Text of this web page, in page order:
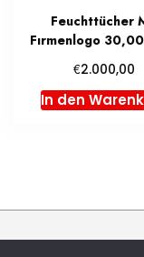
Feuchttücher
Fırmenlogo
€2.000,00
In den
Duftbaum